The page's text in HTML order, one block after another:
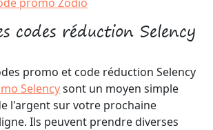
codes réduction Selency
promo et code réduction Selency
Selencysont un moyen simple
l'argent sur votre prochaine
Ils peuvent prendre diverses